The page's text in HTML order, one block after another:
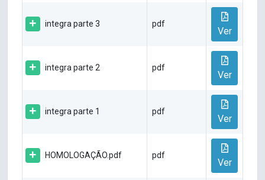
integra parte 3 pdf
Ver
integra parte 2 pdf
Ver
integra parte 1 pdf
Ver
HOMOLOGAÇÃO.pdf pdf
Ver